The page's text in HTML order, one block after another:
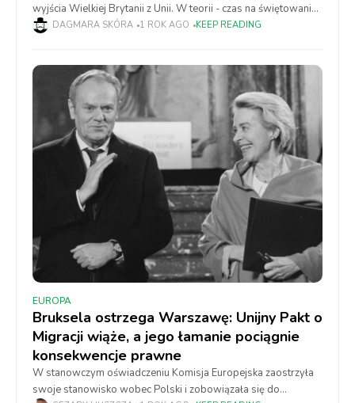
wyjścia Wielkiej Brytanii z Unii. W teorii - czas na świętowanie.
W praktyce - przypomina to próbę ponownego wciśnięcia
DAGMARA SKÓRA 1 ROK AGO KEEP READING
EUROPA
Bruksela ostrzega Warszawę: Unijny Pakt o
Migracji wiąże, a jego łamanie pociągnie
konsekwencje prawne
W stanowczym oświadczeniu Komisja Europejska zaostrzyła
swoje stanowisko wobec Polski i zobowiązała się do